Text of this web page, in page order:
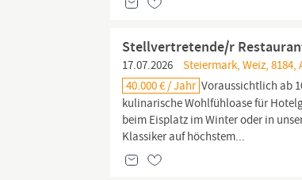
Stellvertretende/r
17.07.2026
Steiermark, Weiz,
40.000 € / Jahr Voraussichtlich ab
kulinarische Wohlfühloase für
beim Eisplatz im Winter oder in
Klassiker auf höchstem...